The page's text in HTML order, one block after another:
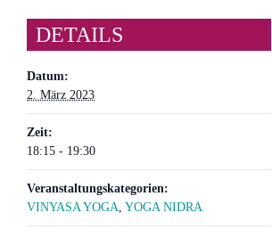
DETAILS
Datum:
2. März 2023
Zeit:
18:15 - 19:30
Veranstaltungskategorien:
VINYASA YOGA, YOGA NIDRA